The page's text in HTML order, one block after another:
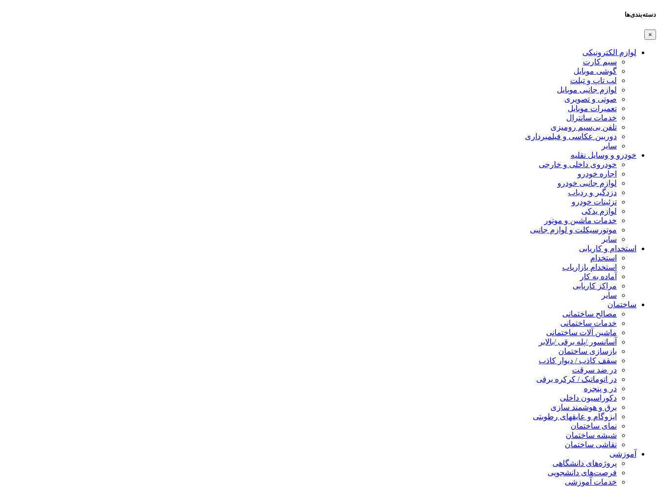
دسته‌بندی‌ها
×
لوازم الکترونیکی
سیم کارت
گوشی موبایل
لپ تاپ و تبلت
لوازم جانبی موبایل
صوتی و تصویری
تعمیرات موبایل
خدمات سانترال
تلفن بی‌سیم رومیزی
دوربین عکاسی و فیلمبرداری
سایر
خودرو و وسایل نقلیه
خودروی داخلی و خارجی
اجاره خودرو
لوازم جانبی خودرو
دزدگیر و ردیاب
تزئینات خودرو
لوازم یدکی
خدمات ماشین و موتور
موتورسیکلت و لوازم جانبی
سایر
استخدام و کاریابی
استخدام
استخدام بازاریاب
آماده به کار
مراکز کاریابی
سایر
ساختمان
مصالح ساختمانی
خدمات ساختمانی
ماشین آلات ساختمانی
آسانسور /پله برقی /بالابر
بازسازی ساختمان
سقف کاذب / دیوار کاذب
در ضد سرقت
در اتوماتیک / کرکره برقی
در و پنجره
دکوراسیون داخلی
برق و هوشمند سازی
ایزوگام و عایقهای رطوبتی
نمای ساختمان
شیشه ساختمان
نقاشی ساختمان
آموزشی
پروژه‌های دانشگاهی
فرصت‌های دانشجویی
خدمات آموزشی